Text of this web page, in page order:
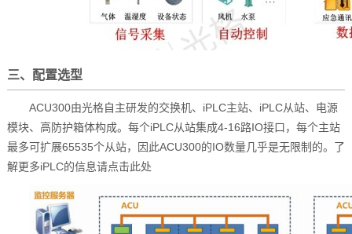
三、配置选型
ACU300由光格自主研发的交换机、iPLC主站、iPLC从站、电源
模块、高防护箱体构成。每个iPLC从站集成4-16路IO接口，每个主站
最多可扩展65535个从站，因此ACU300的IO数量几乎是无限制的。了
解更多iPLC的信息请点击此处